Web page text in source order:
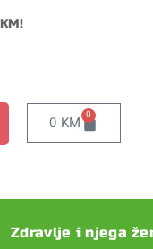
0 KM 0
Zdravlje i njega